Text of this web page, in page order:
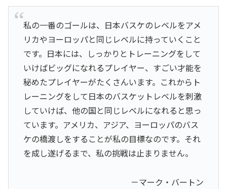
私の一番のゴールは、日本バスケのレベルをアメ
リカやヨーロッパと同じレベルに持っていくこと
です。日本には、しっかりとトレーニングをして
いけばビッグになれるプレイヤー、すごい才能を
秘めたプレイヤーがたくさんいます。これからト
レーニングをして日本のバスケットレベルを刺激
していけば、他の国と同じレベルになれると思っ
ています。アメリカ、アジア、ヨーロッパのバス
ケの橋渡しをすることが私の目標なのです。それ
を成し遂げるまで、私の挑戦は止まりません。
－マーク・バートン